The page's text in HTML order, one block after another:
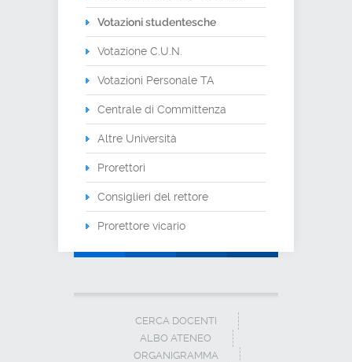
Votazioni studentesche
Votazione C.U.N.
Votazioni Personale TA
Centrale di Committenza
Altre Università
Prorettori
Consiglieri del rettore
Prorettore vicario
CERCA DOCENTI
ALBO ATENEO
ORGANIGRAMMA